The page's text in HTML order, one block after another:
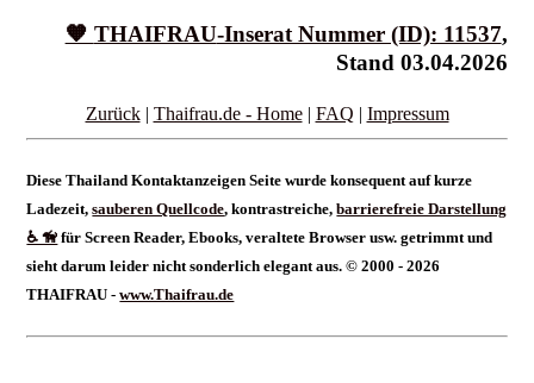
🧡 THAIFRAU-Inserat Nummer (ID): 11537,
Stand 03.04.2026
Zurück| Thaifrau.de - Home| FAQ | Impressum
Diese Thailand Kontaktanzeigen Seite wurde konsequent auf kurze
Ladezeit,sauberen Quellcode, kontrastreiche,barrierefreie Darstellung
♿ 🦮 für Screen Reader, Ebooks, veraltete Browser usw. getrimmt und
sieht darum leider nicht sonderlich elegant aus. © 2000 - 2026
THAIFRAU -www.Thaifrau.de